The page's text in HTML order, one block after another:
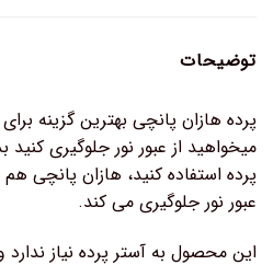
توضیحات
پرده هازان پانچی بهترین گزینه
میخواهید از عبور نور جلوگیری کنید
پرده استفاده کنید، هازان پانچی
عبور نور جلوگیری می کند.
این محصول به آستر پرده نیاز ندارد